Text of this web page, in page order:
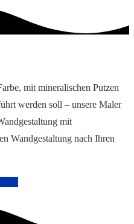
mit mineralischen Putzen
werden soll – unsere Maler
mit
Wandgestaltung nach Ihren